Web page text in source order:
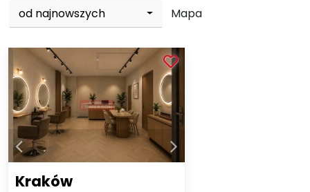
od najnowszych
Mapa
Kraków